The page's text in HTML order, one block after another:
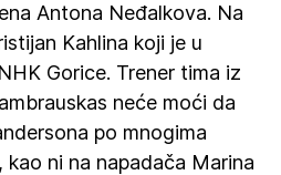
Antona Neđalkova. Na
Kahlina koji je u
Gorice. Trener tima iz
neće moći da
po mnogima
ni na napadača Marina